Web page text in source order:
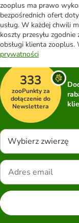
zooplus ma prawo
bezpośrednich ofert
usług. W każdej chwili
koszty przesyłu
obsługi klienta zooplus.
prywatności
333
zooPunkty za
dołączenie do
Newslettera
Wybierz zwierzę